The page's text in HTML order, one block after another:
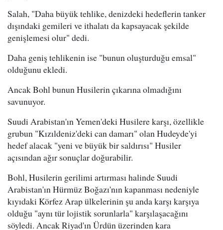
Salah, "Daha büyük tehlike, denizdeki hedeflerin tanker
dışındaki gemileri ve ithalatı da kapsayacak şekilde
genişlemesi olur" dedi.
Daha geniş tehlikenin ise "bunun oluşturduğu emsal"
olduğunu ekledi.
Ancak Bohl bunun Husilerin çıkarına olmadığını
savunuyor.
Suudi Arabistan'ın Yemen'deki Husilere karşı, özellikle
grubun "Kızıldeniz'deki can damarı" olan Hudeyde'yi
hedef alacak "yeni ve büyük bir saldırısı" Husiler
açısından ağır sonuçlar doğurabilir.
Bohl, Husilerin gerilimi artırması halinde Suudi
Arabistan'ın Hürmüz Boğazı'nın kapanması nedeniyle
kıyıdaki Körfez Arap ülkelerinin şu anda karşı karşıya
olduğu "aynı tür lojistik sorunlarla" karşılaşacağını
söyledi. Ancak Riyad'ın Ürdün üzerinden kara